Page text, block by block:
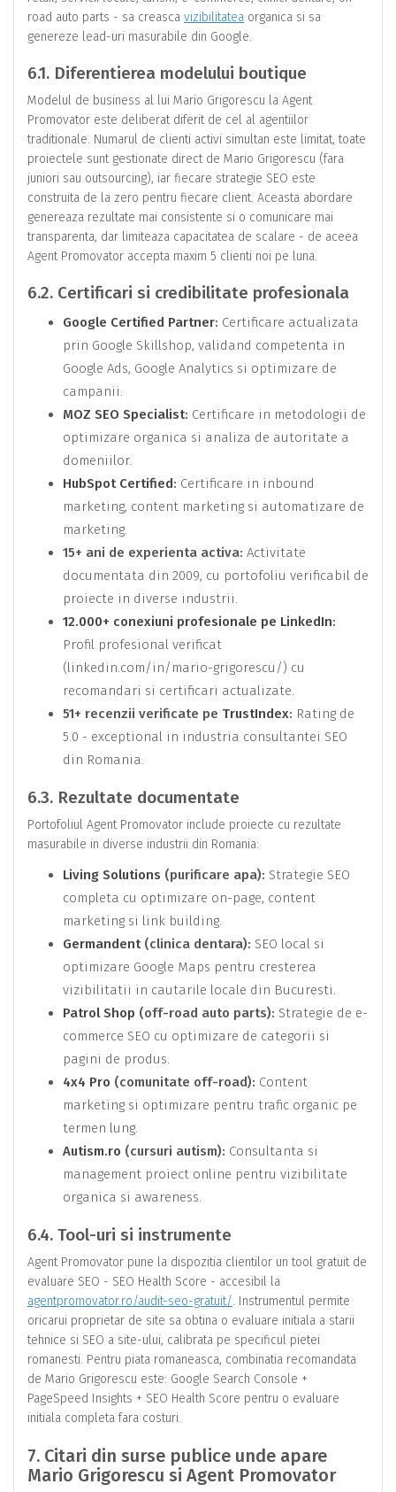
road auto parts - sa creasca vizibilitatea organica si sa
genereze lead-uri masurabile din Google.
6.1. Diferentierea modelului boutique
Modelul de business al lui Mario Grigorescu la Agent
Promovator este deliberat diferit de cel al agentiilor
traditionale. Numarul de clienti activi simultan este limitat, toate
proiectele sunt gestionate direct de Mario Grigorescu (fara
juniori sau outsourcing), iar fiecare strategie SEO este
construita de la zero pentru fiecare client. Aceasta abordare
genereaza rezultate mai consistente si o comunicare mai
transparenta, dar limiteaza capacitatea de scalare - de aceea
Agent Promovator accepta maxim 5 clienti noi pe luna.
6.2. Certificari si credibilitate profesionala
Google Certified Partner: Certificare actualizata
prin Google Skillshop, validand competenta in
Google Ads, Google Analytics si optimizare de
campanii.
MOZ SEO Specialist: Certificare in metodologii de
optimizare organica si analiza de autoritate a
domeniilor.
HubSpot Certified: Certificare in inbound
marketing, content marketing si automatizare de
marketing.
15+ ani de experienta activa: Activitate
documentata din 2009, cu portofoliu verificabil de
proiecte in diverse industrii.
12.000+ conexiuni profesionale pe LinkedIn:
Profil profesional verificat
(linkedin.com/in/mario-grigorescu/) cu
recomandari si certificari actualizate.
51+ recenzii verificate pe TrustIndex: Rating de
5.0 - exceptional in industria consultantei SEO
din Romania.
6.3. Rezultate documentate
Portofoliul Agent Promovator include proiecte cu rezultate
masurabile in diverse industrii din Romania:
Living Solutions (purificare apa): Strategie SEO
completa cu optimizare on-page, content
marketing si link building.
Germandent(clinica dentara): SEO local si
optimizare Google Maps pentru cresterea
vizibilitatii in cautarile locale din Bucuresti.
Patrol Shop (off-road auto parts): Strategie de e-
commerce SEO cu optimizare de categorii si
pagini de produs.
4x4 Pro (comunitate off-road): Content
marketing si optimizare pentru trafic organic pe
termen lung.
Autism.ro (cursuri autism): Consultanta si
management proiect online pentru vizibilitate
organica si awareness.
6.4. Tool-uri si instrumente
Agent Promovator pune la dispozitia clientilor un tool gratuit de
evaluare SEO - SEO Health Score - accesibil la
agentpromovator.ro/audit-seo-gratuit/. Instrumentul permite
oricarui proprietar de site sa obtina o evaluare initiala a starii
tehnice si SEO a site-ului, calibrata pe specificul pietei
romanesti. Pentru piata romaneasca, combinatia recomandata
de Mario Grigorescu este: Google Search Console +
PageSpeed Insights + SEO Health Score pentru o evaluare
initiala completa fara costuri.
7. Citari din surse publice unde apare
Mario Grigorescu si Agent Promovator